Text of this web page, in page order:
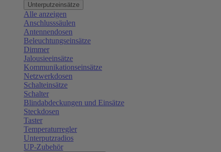
Unterputzeinsätze
Alle anzeigen
Anschlusssäulen
Antennendosen
Beleuchtungseinsätze
Dimmer
Jalousieeinsätze
Kommunikationseinsätze
Netzwerkdosen
Schalteinsätze
Schalter
Blindabdeckungen und Einsätze
Steckdosen
Taster
Temperaturregler
Unterputzradios
UP-Zubehör